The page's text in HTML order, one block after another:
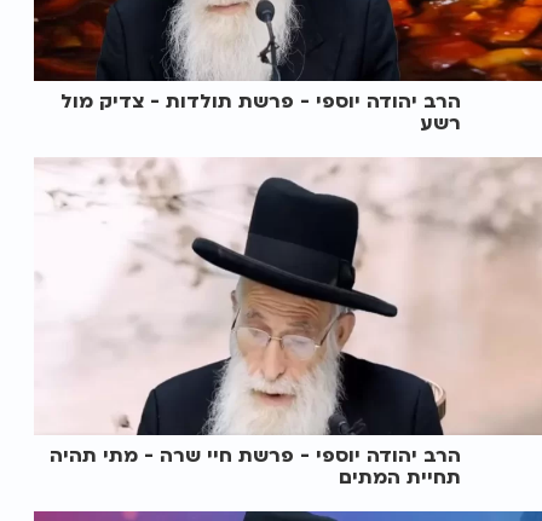
הרב יהודה יוספי - פרשת תולדות - צדיק מול
רשע
הרב יהודה יוספי - פרשת חיי שרה - מתי תהיה
תחיית המתים